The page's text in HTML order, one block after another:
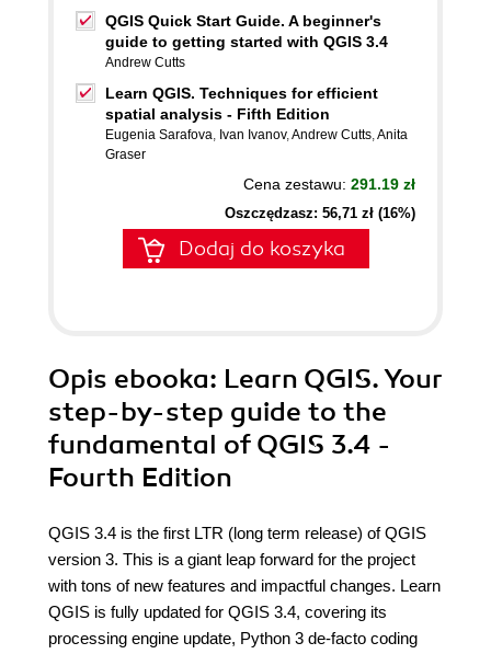
QGIS Quick Start Guide. A beginner's
guide to getting started with QGIS 3.4
Andrew Cutts
Learn QGIS. Techniques for efficient
spatial analysis - Fifth Edition
Eugenia Sarafova, Ivan Ivanov,Andrew Cutts,Anita
Graser
Cena zestawu: 291.19 zł
Oszczędzasz: 56,71 zł (16%)
Dodaj do koszyka
Opis ebooka: Learn QGIS. Your
step-by-step guide to the
fundamental of QGIS 3.4 -
Fourth Edition
QGIS 3.4 is the first LTR (long term release) of QGIS
version 3. This is a giant leap forward for the project
with tons of new features and impactful changes. Learn
QGIS is fully updated for QGIS 3.4, covering its
processing engine update, Python 3 de-facto coding